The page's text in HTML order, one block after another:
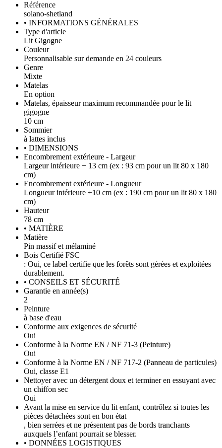
Référence
solano-shetland
• INFORMATIONS GÉNÉRALES
Type d'article
Lit Gigogne
Couleur
Personnalisable sur demande en 24 couleurs
Genre
Mixte
Matelas
En option
Matelas, épaisseur maximum recommandée pour le lit
gigogne
10 cm
Sommier
à lattes inclus
• DIMENSIONS
Encombrement extérieure - Largeur
Largeur intérieure + 13 cm (ex : 93 cm pour un lit 80 x 180
cm)
Encombrement extérieure - Longueur
Longueur intérieure +10 cm (ex : 190 cm pour un lit 80 x 180
cm)
Hauteur
78 cm
• MATIÈRE
Matière
Pin massif et mélaminé
Bois Certifié FSC
: Oui, ce label certifie que les forêts sont gérées et exploitées
durablement.
• CONSEILS ET SÉCURITÉ
Garantie en année(s)
2
Peinture
à base d'eau
Conforme aux exigences de sécurité
Oui
Conforme à la Norme EN / NF 71-3 (Peinture)
Oui
Conforme à la Norme EN / NF 717-2 (Panneau de particules)
Oui, classe E1
Nettoyer avec un détergent doux et terminer en essuyant avec
un chiffon sec
Oui
Avant la mise en service du lit enfant, contrôlez si toutes les
pièces détachées sont en bon état
, bien serrées et ne présentent pas de bords tranchants
auxquels l’enfant pourrait se blesser.
• DONNÉES LOGISTIQUES